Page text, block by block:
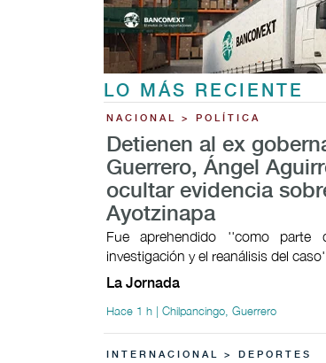
LO MÁS RECIENTE
NACIONAL > POLÍTICA
Detienen al ex
Guerrero, Ángel
ocultar evidencia
Ayotzinapa
Fue aprehendido ''como parte
investigación y el reanálisis del
La Jornada
Hace 1 h | Chilpancingo, Guerrero
INTERNACIONAL > DEPORTES